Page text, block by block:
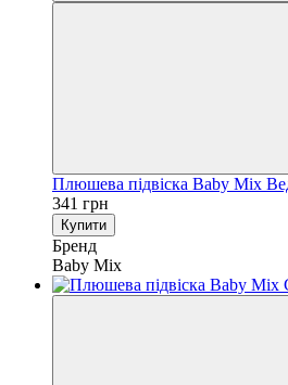
Плюшева підвіска Baby Mix
341 грн
Купити
Бренд
Baby Mix